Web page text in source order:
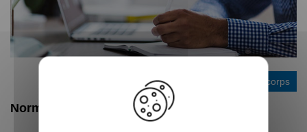
Guide du garde-corps
Normes pour vitrages de garde-corps